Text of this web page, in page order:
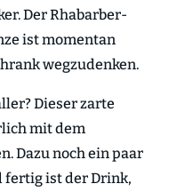
Der Rhabarber-
ist momentan
wegzudenken.
Dieser zarte
mit dem
Dazu noch ein paar
fertig ist der Drink,